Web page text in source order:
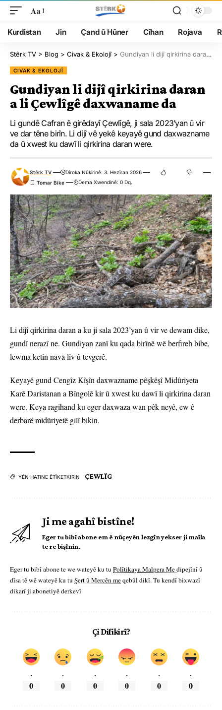
Aa
Kurdistan Jin Çand û Hûner Cîhan Rojava
Stêrk TV > Blog > Civak & Ekolojî> Gundiyan li dijî qirkirina daran a li Çewlîgê daxwaname da
CIVAK & EKOLOJÎ
Gundiyan li dijî qirkirina daran
a li Çewlîgê daxwaname da
Li gundê Cafran ê girêdayî Çewlîgê, ji sala 2023’yan û vir
ve dar têne birîn. Li dijî vê yekê keyayê gund daxwazname
da û xwest ku dawî li qirkirina daran were.
Stêrk TV
Dîroka Nûkirinê: 3. Hezîran 2026
Dema Xwendinê: 0 Dq.
Li dijî qirkirina daran a ku ji sala 2023’yan û vir ve dewam dike,
gundî nerazî ne. Gundiyan zanî ku qada birînê wê berfireh bibe,
lewma ketin nava liv û tevgerê.
Keyayê gund Cengîz Kîşîn daxwazname pêşkêşî Midûriyeta
Karê Daristanan a Bîngolê kir û xwest ku dawî li qirkirina daran
were. Keya ragihand ku eger daxwaza wan pêk neyê, ew ê
derbarê midûriyetê gilî bikin.
YÊN HATINE ÊTÎKETKIRIN ÇEWLÎG
Ji me agahî bistîne!
Eger tu bibî abone em ê nûçeyên lezgîn yekser ji maîla
te re bişînin.
Eger tu bibî abone te we wateyê ku tu Polîtikaya Malpera Medipejînî û
dîsa tê wê wateyê ku tu Şert û Mercên meqebûl dikî. Tu kendî bixwazî
dikarî ji abonetiyê derkevî
Çi Difikirî?
.
0
.
0
.
0
.
0
.
0
.
0